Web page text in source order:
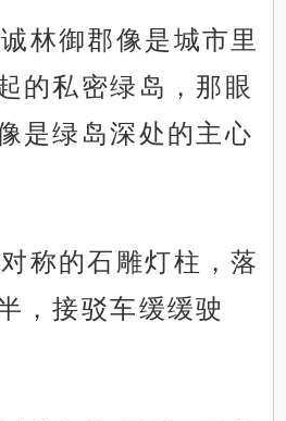
林御郡像是城市里
的私密绿岛，那眼
是绿岛深处的主心
称的石雕灯柱，落
，接驳车缓缓驶